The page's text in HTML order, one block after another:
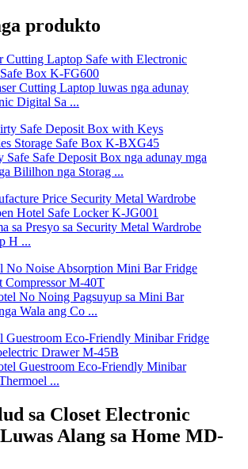
produkto
Cutting Laptop luwas nga adunay
Digital Sa ...
Safe Safe Deposit Box nga adunay mga
Bililhon nga Storag ...
sa Presyo sa Security Metal Wardrobe
H ...
No Noing Pagsuyup sa Mini Bar
Wala ang Co ...
Guestroom Eco-Friendly Minibar
...
sa Closet Electronic
Alang sa Home MD-